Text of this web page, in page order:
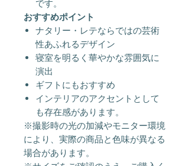
です。
おすすめポイント
ナタリー・レテならではの芸術
性あふれるデザイン
寝室を明るく華やかな雰囲気に
演出
ギフトにもおすすめ
インテリアのアクセントとして
も存在感があります。
※撮影時の光の加減やモニター環境
により、実際の商品と色味が異なる
場合があります。